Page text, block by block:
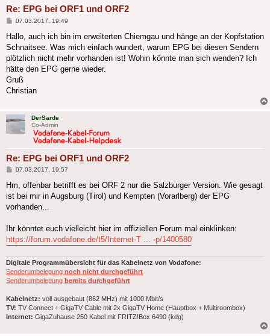
Re: EPG bei ORF1 und ORF2
Beitrag
07.03.2017, 19:49
Hallo, auch ich bin im erweiterten Chiemgau und hänge an der Kopfstation
Schnaitsee. Was mich einfach wundert, warum EPG bei diesen Sendern
plötzlich nicht mehr vorhanden ist! Wohin könnte man sich wenden? Ich
hätte den EPG gerne wieder.
Gruß
Christian
DerSarde
Co-Admin
Re: EPG bei ORF1 und ORF2
Beitrag
07.03.2017, 19:57
Hm, offenbar betrifft es bei ORF 2 nur die Salzburger Version. Wie gesagt
ist bei mir in Augsburg (Tirol) und Kempten (Vorarlberg) der EPG
vorhanden...
Ihr könntet euch vielleicht hier im offiziellen Forum mal einklinken:
https://forum.vodafone.de/t5/Internet-T ... -p/1400580
Digitale Programmübersicht für das Kabelnetz von Vodafone:
Senderumbelegung noch nicht durchgeführt
Senderumbelegung bereits durchgeführt
Kabelnetz: voll ausgebaut (862 MHz) mit 1000 Mbit/s
TV: TV Connect + GigaTV Cable mit 2x GigaTV Home (Hauptbox + Multiroombox)
Internet: GigaZuhause 250 Kabel mit FRITZ!Box 6490 (kdg)